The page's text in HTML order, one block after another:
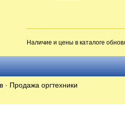
Наличие и цены в каталоге
Продажа оргтехники